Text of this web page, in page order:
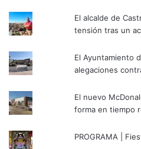
El alcalde de
tensión tras un
El Ayuntamiento
alegaciones
El nuevo
forma en tiempo
PROGRAMA |